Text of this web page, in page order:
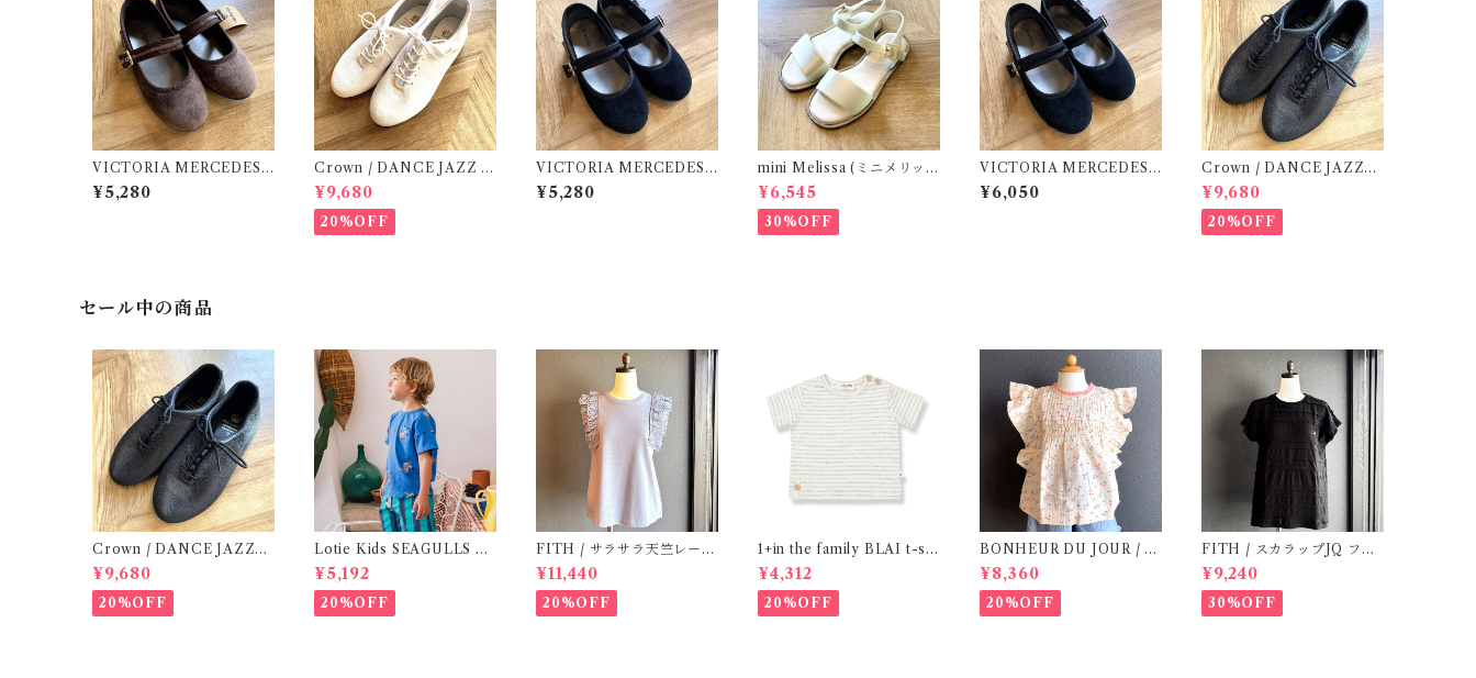
VICTORIA MERCEDES (
29-34 / Testa )
¥5,280
Crown / DANCE JAZZ /
(3 / 22cm) White
¥9,680
20%OFF
VICTORIA MERCEDES (
30,31 / Black )
¥5,280
mini Melissa (ミニメリッ
サ) / MAR SANDAL
¥6,545
30%OFF
VICTORIA MERCEDES (
35-38 / Black )
¥6,050
Crown / DANCE JAZZ
(3:22cm / 6:24-24,5 ) Bla
ck
¥9,680
20%OFF
セール中の商品
Crown / DANCE JAZZ
(3:22cm / 6:24-24,5 ) Bla
ck
¥9,680
20%OFF
Lotie Kids SEAGULLS Te
e (12m- 8Y)
¥5,192
20%OFF
FITH / サラサラ天竺レース
Tシャツ (BL) / 145・155
¥11,440
20%OFF
1+in the family BLAI t-shi
rt (Grey)
¥4,312
20%OFF
BONHEUR DU JOUR / T
OSCANE BlOUSE (Rose
2~6Y)
¥8,360
20%OFF
FITH / スカラップJQ フレ
ンチスリーブTシャツ (Blac
k) / Size 1・2
¥9,240
30%OFF